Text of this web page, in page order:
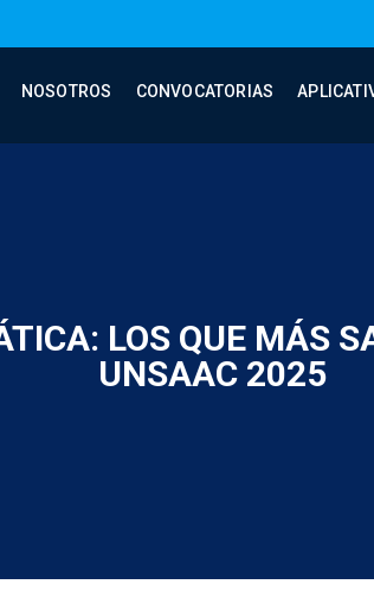
NOSOTROS CONVOCATORIAS
LOS QUE MÁS
UNSAAC 2025